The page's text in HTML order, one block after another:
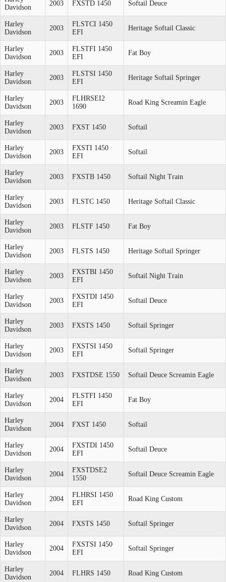
Davidson
2003 FXSTD 1450 Softail Deuce
Harley
Davidson
2003
FLSTCI 1450
EFI
Heritage Softail Classic
Harley
Davidson
2003
FLSTFI 1450
EFI
Fat Boy
Harley
Davidson
2003
FLSTSI 1450
EFI
Heritage Softail Springer
Harley
Davidson
2003
FLHRSEI2
1690
Road King Screamin Eagle
Harley
Davidson
2003 FXST 1450 Softail
Harley
Davidson
2003
FXSTI 1450
EFI
Softail
Harley
Davidson
2003 FXSTB 1450 Softail Night Train
Harley
Davidson
2003 FLSTC 1450 Heritage Softail Classic
Harley
Davidson
2003 FLSTF 1450 Fat Boy
Harley
Davidson
2003 FLSTS 1450 Heritage Softail Springer
Harley
Davidson
2003
FXSTBI 1450
EFI
Softail Night Train
Harley
Davidson
2003
FXSTDI 1450
EFI
Softail Deuce
Harley
Davidson
2003 FXSTS 1450 Softail Springer
Harley
Davidson
2003
FXSTSI 1450
EFI
Softail Springer
Harley
Davidson
2003 FXSTDSE 1550 Softail Deuce Screamin Eagle
Harley
Davidson
2004
FLSTFI 1450
EFI
Fat Boy
Harley
Davidson
2004 FXST 1450 Softail
Harley
Davidson
2004
FXSTDI 1450
EFI
Softail Deuce
Harley
Davidson
2004
FXSTDSE2
1550
Softail Deuce Screamin Eagle
Harley
Davidson
2004
FLHRSI 1450
EFI
Road King Custom
Harley
Davidson
2004 FXSTS 1450 Softail Springer
Harley
Davidson
2004
FXSTSI 1450
EFI
Softail Springer
Harley
Davidson
2004 FLHRS 1450 Road King Custom